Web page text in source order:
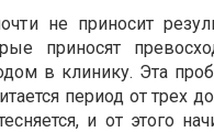
не приносит
приносят
в клинику. Эта
период от трех
и от этого